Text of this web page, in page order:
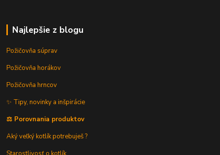
Najlepšie z blogu
Požičovňa súprav
Požičovňa horákov
Požičovňa hrncov
✨ Tipy, novinky a inšpirácie
⚖️ Porovnania produktov
Aký veľký kotlík potrebuješ ?